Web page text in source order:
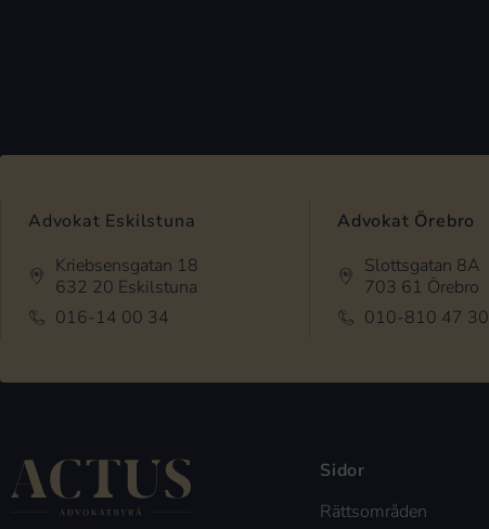
Advokat Eskilstuna
Kriebsensgatan 18
632 20 Eskilstuna
016-14 00 34
Advokat Örebro
Slottsgatan 8A
703 61 Örebro
010-810 47 30
Sidor
Rättsområden